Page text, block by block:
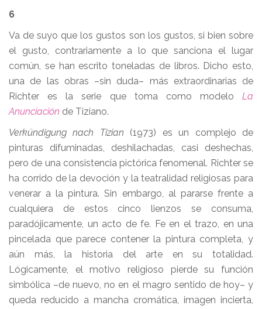
6
Va de suyo que los gustos son los gustos, si bien sobre
el gusto, contrariamente a lo que sanciona el lugar
común, se han escrito toneladas de libros. Dicho esto,
una de las obras –sin duda– más extraordinarias de
Richter es la serie que toma como modelo La
Anunciación de Tiziano.
Verkündigung nach Tizian (1973) es un complejo de
pinturas difuminadas, deshilachadas, casi deshechas,
pero de una consistencia pictórica fenomenal. Richter se
ha corrido de la devoción y la teatralidad religiosas para
venerar a la pintura. Sin embargo, al pararse frente a
cualquiera de estos cinco lienzos se consuma,
paradójicamente, un acto de fe. Fe en el trazo, en una
pincelada que parece contener la pintura completa, y
aún más, la historia del arte en su totalidad.
Lógicamente, el motivo religioso pierde su función
simbólica –de nuevo, no en el magro sentido de hoy– y
queda reducido a mancha cromática, imagen incierta,